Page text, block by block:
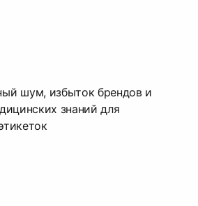
шум, избыток брендов и
знаний для